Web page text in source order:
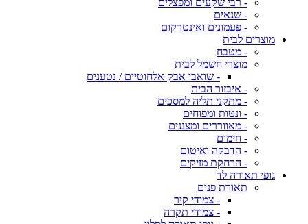
- רבי שקעים ומפצלים
- שנאים
- פעמונים ואינטרקום
מוצרים לבית
- מטבח
מוצרי חשמל לבית
- שואבי אבק אלחוטיים / נטענים
- איבזור הבית
- מתקני תליה למסכים
- ונטות ומפוחים
- מאווררים ומצננים
- חימום
- הדבקה ואיטום
- הרחקת מזיקים
גופי תאורה לד
תאורת פנים
- צמודי קיר
- צמודי תקרה